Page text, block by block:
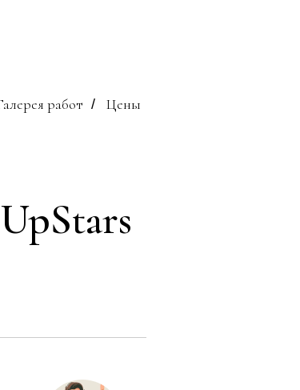
работ / Цены